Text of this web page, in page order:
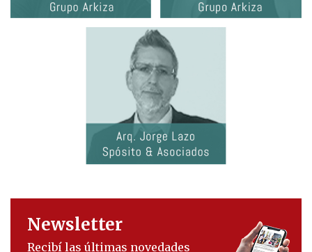
Newsletter
Recibí las últimas novedades